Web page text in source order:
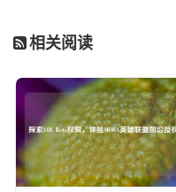
希望每一位逆战玩家都能
相关阅读